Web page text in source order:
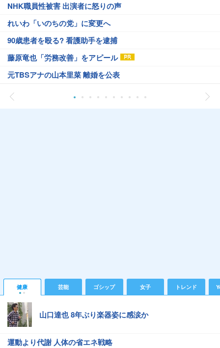
NHK職員性被害 出演者に怒りの声
れいわ「いのちの党」に変更へ
90歳患者を殴る? 看護助手を逮捕
藤原竜也「労務改善」をアピール
元TBSアナの山本里菜 離婚を公表
健康 芸能 ゴシップ 女子 トレンド
山口達也 8年ぶり楽器姿に感涙か
運動より代謝 人体の省エネ戦略